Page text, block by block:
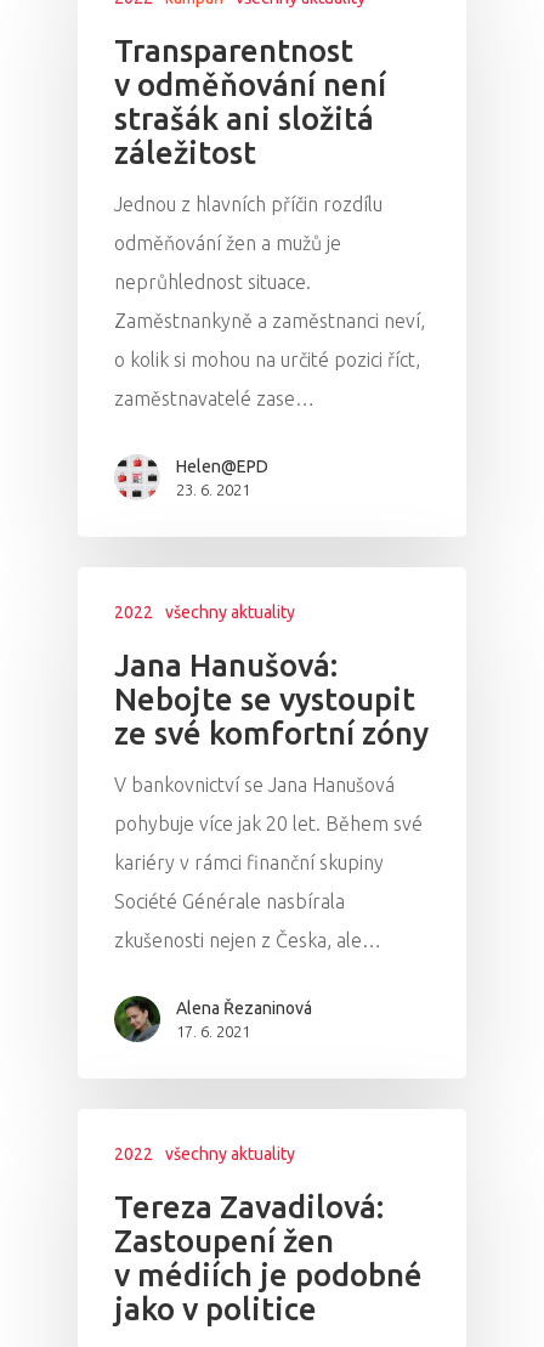
Transparentnost
v odměňování není
strašák ani složitá
záležitost
Jednou z hlavních příčin rozdílu
odměňování žen a mužů je
neprůhlednost situace.
Zaměstnankyně a zaměstnanci neví,
o kolik si mohou na určité pozici říct,
zaměstnavatelé zase…
Helen@EPD
23. 6. 2021
2022 všechny aktuality
Jana Hanušová:
Nebojte se vystoupit
ze své komfortní zóny
V bankovnictví se Jana Hanušová
pohybuje více jak 20 let. Během své
kariéry v rámci finanční skupiny
Société Générale nasbírala
zkušenosti nejen z Česka, ale…
Alena Řezaninová
17. 6. 2021
2022 všechny aktuality
Tereza Zavadilová:
Zastoupení žen
v médiích je podobné
jako v politice